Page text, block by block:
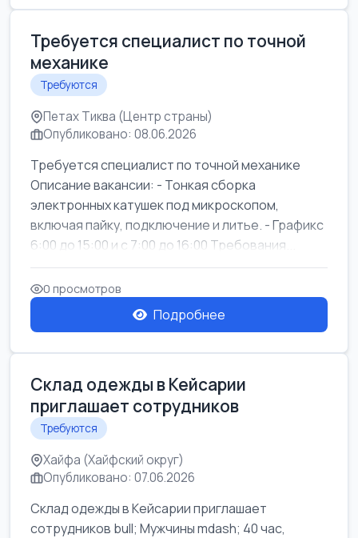
Требуется специалист по точной
механике
Требуются
Петах Тиква (Центр страны)
Опубликовано: 08.06.2026
Требуется специалист по точной механике
Описание вакансии: - Тонкая сборка
электронных катушек под микроскопом,
включая пайку, подключение и литье. - Графикс
6:00 до 15:00 и с 7:00 до 16:00 Требования...
0 просмотров
Подробнее
Склад одежды в Кейсарии
приглашает сотрудников
Требуются
Хайфа (Хайфский округ)
Опубликовано: 07.06.2026
Склад одежды в Кейсарии приглашает
сотрудников bull; Мужчины mdash; 40 час,